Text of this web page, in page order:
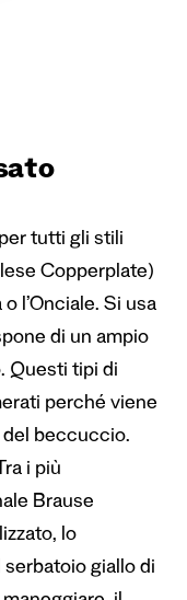
tutti gli stili
Copperplate)
l’Onciale. Si usa
di un ampio
Questi tipi di
perché viene
del beccuccio.
i più
Brause
lo
giallo di